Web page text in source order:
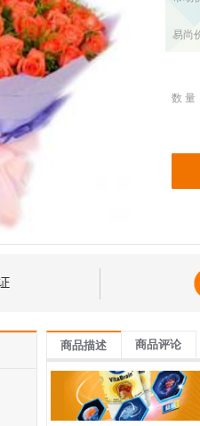
易尚
数 量
商品描述 商品评论